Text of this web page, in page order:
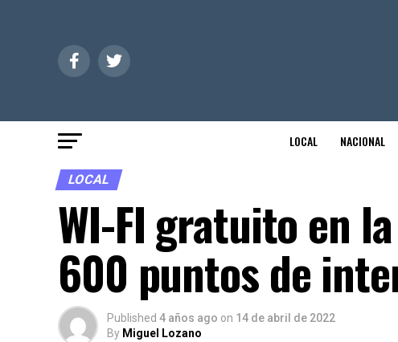
LOCAL NACIONAL
LOCAL
WI-FI gratuito en
600 puntos de
Published 4 años ago on 14 de abril de 2022
By Miguel Lozano